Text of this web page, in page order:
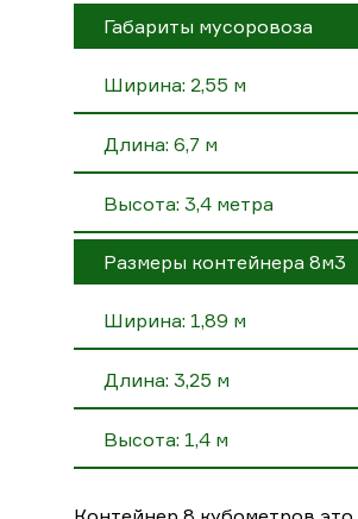
Габариты мусоровоза
Ширина: 2,55 м
Длина: 6,7 м
Высота: 3,4 метра
Размеры контейнера 8м3
Ширина: 1,89 м
Длина: 3,25 м
Высота: 1,4 м